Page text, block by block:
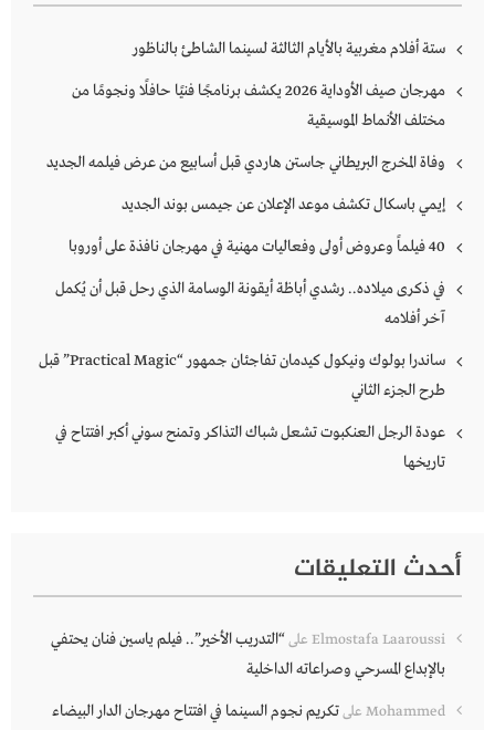
ستة أفلام مغربية بالأيام الثالثة لسينما الشاطئ بالناظور
مهرجان صيف الأوداية 2026 يكشف برنامجًا فنيًا حافلًا ونجومًا من
مختلف الأنماط الموسيقية
وفاة المخرج البريطاني جاستن هاردي قبل أسابيع من عرض فيلمه الجديد
إيمي باسكال تكشف موعد الإعلان عن جيمس بوند الجديد
40 فيلماً وعروض أولى وفعاليات مهنية في مهرجان نافذة على أوروبا
في ذكرى ميلاده.. رشدي أباظة أيقونة الوسامة الذي رحل قبل أن يُكمل
آخر أفلامه
ساندرا بولوك ونيكول كيدمان تفاجئان جمهور “Practical Magic” قبل
طرح الجزء الثاني
عودة الرجل العنكبوت تشعل شباك التذاكر وتمنح سوني أكبر افتتاح في
تاريخها
أحدث التعليقات
Elmostafa Laaroussi على“التدريب الأخير”.. فيلم ياسين فنان يحتفي
بالإبداع المسرحي وصراعاته الداخلية
Mohammed علىتكريم نجوم السينما في افتتاح مهرجان الدار البيضاء